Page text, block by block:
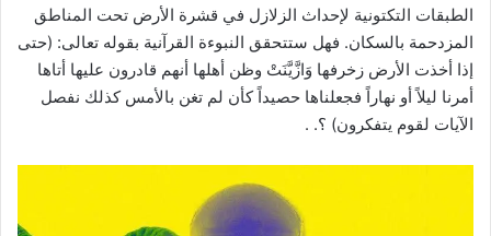
الطبقات التكتونية لإحداث الزلازل في قشرة الأرض تحت المناطق
المزدحمة بالسكان. فهل ستتحقق النبوءة القرآنية بقوله تعالى: (حتى
إذا أخذت الأرض زخرفها وَازَّيَّنَتْ وظن أهلها أنهم قادرون عليها أتاها
أمرنا ليلاً أو نهاراً فجعلناها حصيداً كأن لم تغن بالأمس كذلك نفصل
الآيات لقوم يتفكرون) ؟. .